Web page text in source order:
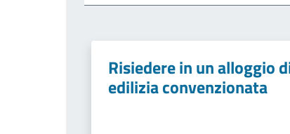
Risiedere in un alloggio
edilizia convenzionata